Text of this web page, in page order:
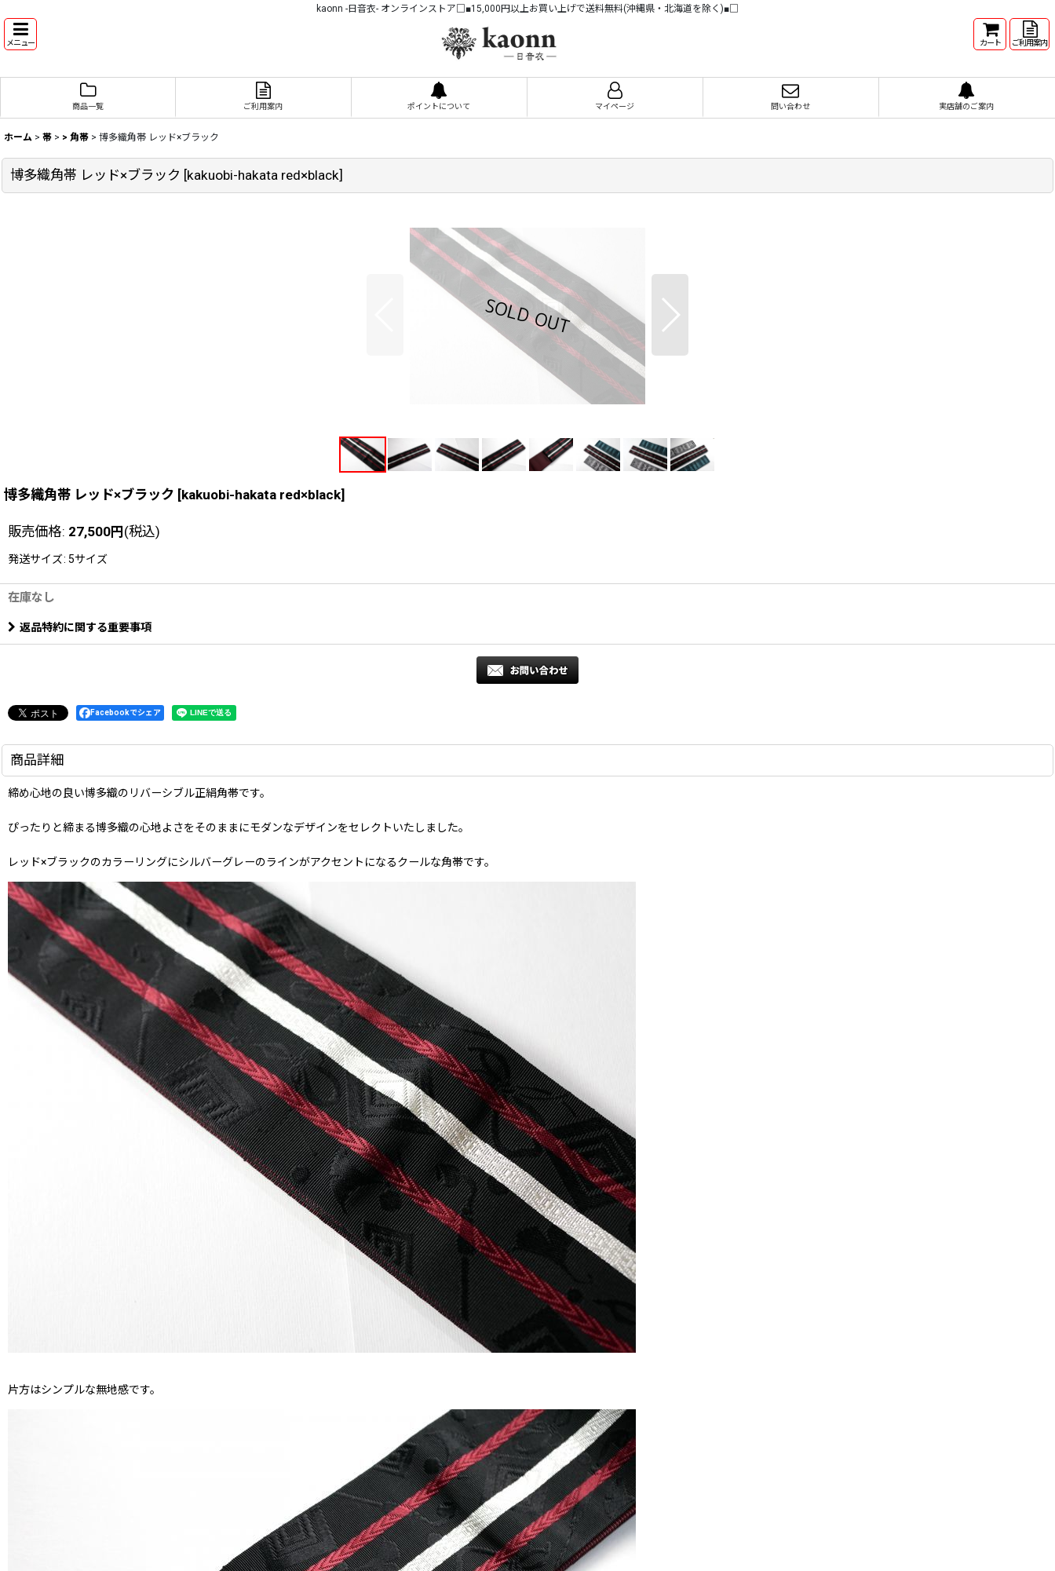
kaonn -日音衣- オンラインストア□■15,000円以上お買い上げで送料無料(沖縄県・北海道を除く)■□
メニュー カート ご利用案内
商品一覧 ご利用案内 ポイントについて マイページ 問い合わせ 実店舗のご案内
ホーム > 帯 > > 角帯 > 博多織角帯 レッド×ブラック
博多織角帯 レッド×ブラック [kakuobi-hakata red×black]
博多織角帯 レッド×ブラック [kakuobi-hakata red×black]
販売価格: 27,500円(税込)
発送サイズ: 5サイズ
在庫なし
返品特約に関する重要事項
Facebookでシェア
商品詳細
締め心地の良い博多織のリバーシブル正絹角帯です。
ぴったりと締まる博多織の心地よさをそのままにモダンなデザインをセレクトいたしました。
レッド×ブラックのカラーリングにシルバーグレーのラインがアクセントになるクールな角帯です。
片方はシンプルな無地感です。